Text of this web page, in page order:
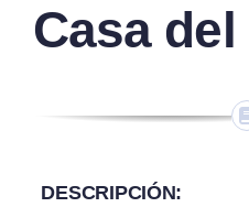
Casa del
DESCRIPCIÓN: